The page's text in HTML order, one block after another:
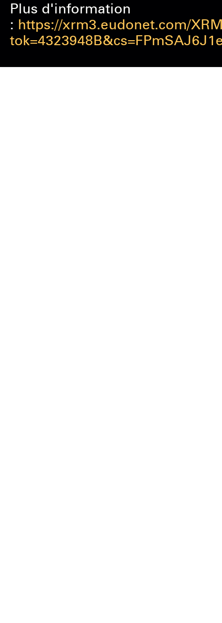
Plus d'information
: https://xrm3.eudonet.com/